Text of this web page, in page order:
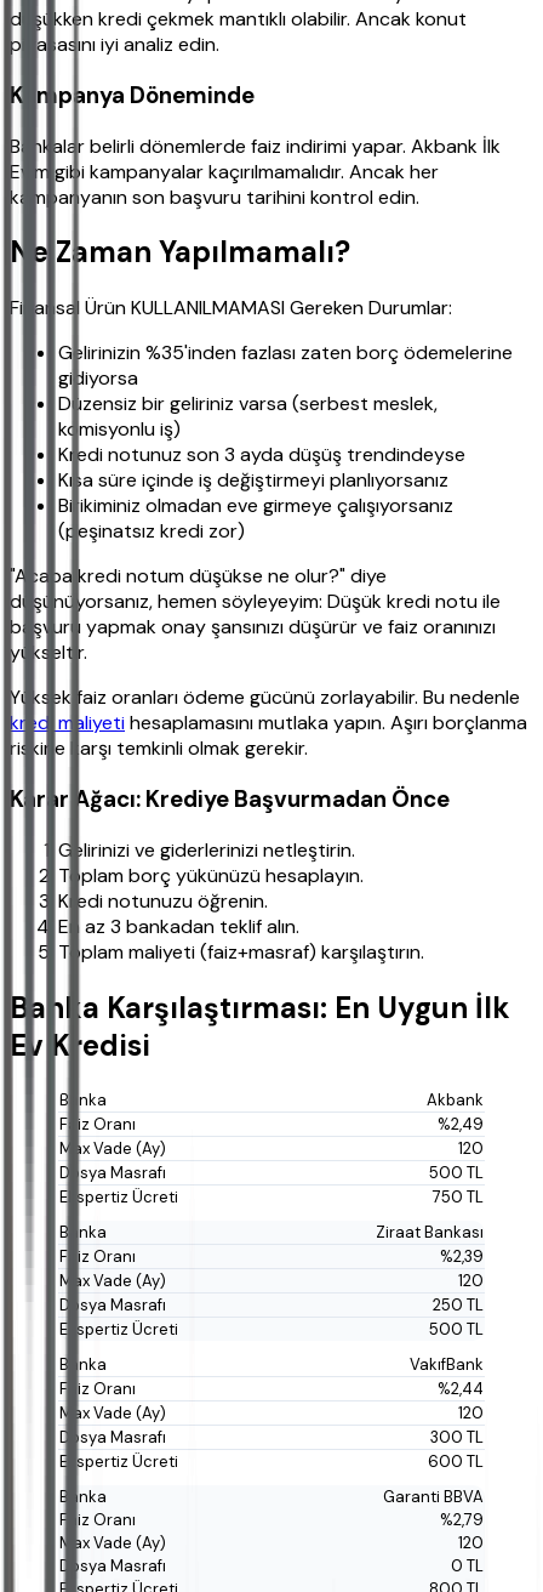
düşükken kredi çekmek mantıklı olabilir. Ancak konut
piyasasını iyi analiz edin.
Kampanya Döneminde
Bankalar belirli dönemlerde faiz indirimi yapar. Akbank İlk
Evim gibi kampanyalar kaçırılmamalıdır. Ancak her
kampanyanın son başvuru tarihini kontrol edin.
Ne Zaman Yapılmamalı?
Finansal Ürün KULLANILMAMASI Gereken Durumlar:
Gelirinizin %35'inden fazlası zaten borç ödemelerine
gidiyorsa
Düzensiz bir geliriniz varsa (serbest meslek,
komisyonlu iş)
Kredi notunuz son 3 ayda düşüş trendindeyse
Kısa süre içinde iş değiştirmeyi planlıyorsanız
Birikiminiz olmadan eve girmeye çalışıyorsanız
(peşinatsız kredi zor)
"Acaba kredi notum düşükse ne olur?" diye
düşünüyorsanız, hemen söyleyeyim: Düşük kredi notu ile
başvuru yapmak onay şansınızı düşürür ve faiz oranınızı
yükseltir.
Yüksek faiz oranları ödeme gücünü zorlayabilir. Bu nedenle
kredi maliyetihesaplamasını mutlaka yapın. Aşırı borçlanma
riskine karşı temkinli olmak gerekir.
Karar Ağacı: Krediye Başvurmadan Önce
Gelirinizi ve giderlerinizi netleştirin.
Toplam borç yükünüzü hesaplayın.
Kredi notunuzu öğrenin.
En az 3 bankadan teklif alın.
Toplam maliyeti (faiz+masraf) karşılaştırın.
Banka Karşılaştırması: En Uygun İlk
Ev Kredisi
Akbank
%2,49
120
500 TL
750 TL
Ziraat Bankası
%2,39
120
250 TL
500 TL
VakıfBank
%2,44
120
300 TL
600 TL
Garanti BBVA
%2,79
120
0 TL